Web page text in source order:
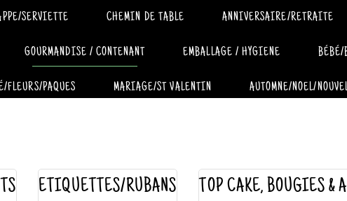
SERVIETTE CHEMIN DE TABLE ANNIVERSAIRE/RETRAITE
GOURMANDISE / CONTENANT EMBALLAGE / HYGIENE BÉBÉ/
FLEURS/PAQUES MARIAGE/ST VALENTIN AUTOMNE/NOEL/
ETIQUETTES/RUBANS TOP CAKE, BOUGIES &